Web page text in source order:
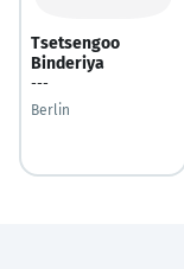
Tsetsengoo
Binderiya
---
Berlin